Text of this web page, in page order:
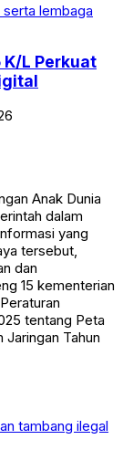
K/L Perkuat
Anak Dunia
dalam
yang
tersebut,
dan
15 kementerian
tentang Peta
Jaringan Tahun